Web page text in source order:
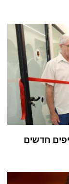
חדשים